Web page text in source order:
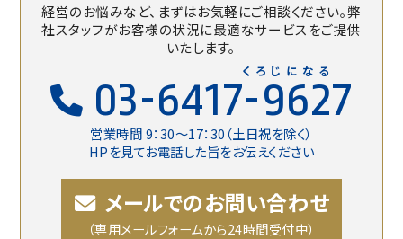
経営のお悩みなど、まずはお気軽にご相談ください。弊
社スタッフがお客様の状況に最適なサービスをご提供
いたします。
03-6417-9627
営業時間 9：30〜17：30（土日祝を除く）
HPを見てお電話した旨をお伝えください
くろじになる
メールでのお問い合わせ
（専用メールフォームから24時間受付中）